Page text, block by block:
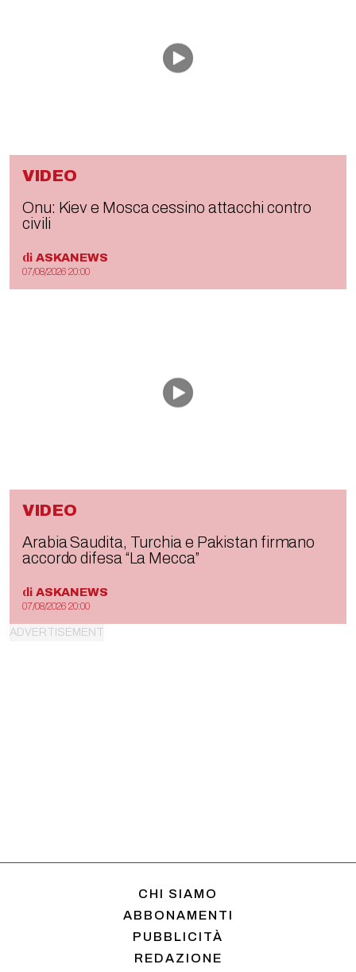
VIDEO
Onu: Kiev e Mosca cessino attacchi contro
civili
di ASKANEWS
07/08/2026 20:00
VIDEO
Arabia Saudita, Turchia e Pakistan firmano
accordo difesa “La Mecca”
di ASKANEWS
07/08/2026 20:00
CHI SIAMO
ABBONAMENTI
PUBBLICITÀ
REDAZIONE